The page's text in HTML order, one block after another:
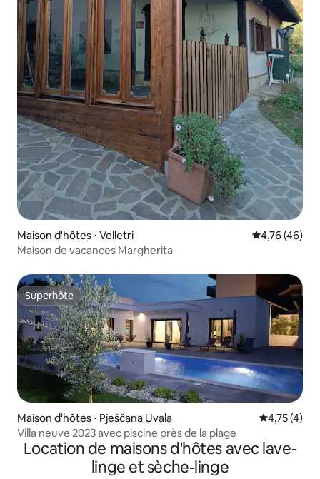
Maison d'hôtes ⋅ Velletri Évaluation
4,76 (46)
Maison de vacances Margherita
Superhôte
Superhôte
Maison d'hôtes ⋅ Pješčana Uvala Évaluation
4,75 (4)
Villa neuve 2023 avec piscine près de la plage
Location de maisons d'hôtes avec lave-
linge et sèche-linge